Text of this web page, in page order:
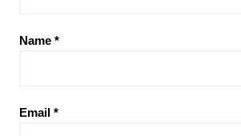
Name *
Email *